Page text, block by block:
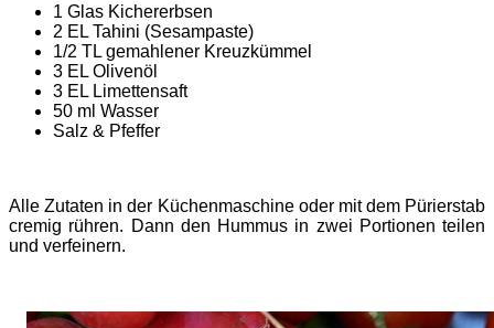
1 Glas Kichererbsen
2 EL Tahini (Sesampaste)
1/2 TL gemahlener Kreuzkümmel
3 EL Olivenöl
3 EL Limettensaft
50 ml Wasser
Salz & Pfeffer
Alle Zutaten in der Küchenmaschine oder mit dem Pürierstab
cremig rühren. Dann den Hummus in zwei Portionen teilen
und verfeinern.